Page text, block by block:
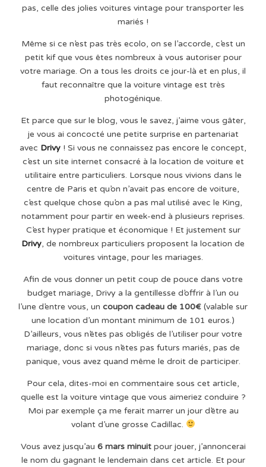
pas, celle des jolies voitures vintage pour transporter les
mariés !
Même si ce n’est pas très ecolo, on se l’accorde, c’est un
petit kif que vous êtes nombreux à vous autoriser pour
votre mariage. On a tous les droits ce jour-là et en plus, il
faut reconnaître que la voiture vintage est très
photogénique.
Et parce que sur le blog, vous le savez, j’aime vous gâter,
je vous ai concocté une petite surprise en partenariat
avec Drivy ! Si vous ne connaissez pas encore le concept,
c’est un site internet consacré à la location de voiture et
utilitaire entre particuliers. Lorsque nous vivions dans le
centre de Paris et qu’on n’avait pas encore de voiture,
c’est quelque chose qu’on a pas mal utilisé avec le King,
notamment pour partir en week-end à plusieurs reprises.
C’est hyper pratique et économique ! Et justement sur
Drivy, de nombreux particuliers proposent la location de
voitures vintage, pour les mariages.
Afin de vous donner un petit coup de pouce dans votre
budget mariage, Drivy a la gentillesse d’offrir à l’un ou
l’une d’entre vous, un coupon cadeau de 100€ (valable sur
une location d’un montant minimum de 101 euros.)
D’ailleurs, vous n’êtes pas obligés de l’utiliser pour votre
mariage, donc si vous n’êtes pas futurs mariés, pas de
panique, vous avez quand même le droit de participer.
Pour cela, dites-moi en commentaire sous cet article,
quelle est la voiture vintage que vous aimeriez conduire ?
Moi par exemple ça me ferait marrer un jour d’être au
volant d’une grosse Cadillac.
Vous avez jusqu’au 6 mars minuitpour jouer, j’annoncerai
le nom du gagnant le lendemain dans cet article. Et pour